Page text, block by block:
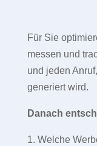
Für Sie
messen und
und jeden
generiert wird.
Danach
1. Welche